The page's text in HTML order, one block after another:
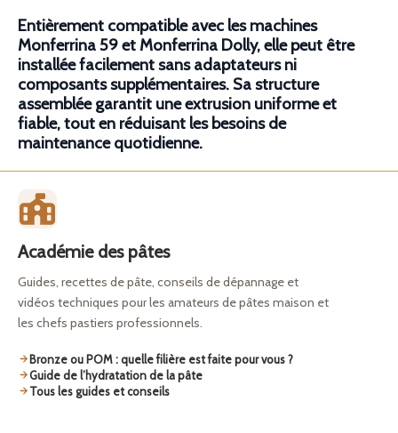
Entièrement compatible avec les machines
Monferrina 59 et Monferrina Dolly, elle peut être
installée facilement sans adaptateurs ni
composants supplémentaires. Sa structure
assemblée garantit une extrusion uniforme et
fiable, tout en réduisant les besoins de
maintenance quotidienne.
Académie des pâtes
Guides, recettes de pâte, conseils de dépannage et
vidéos techniques pour les amateurs de pâtes maison et
les chefs pastiers professionnels.
Bronze ou POM : quelle filière est faite pour vous ?
Guide de l’hydratation de la pâte
Tous les guides et conseils